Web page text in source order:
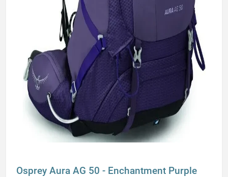
Osprey Aura AG 50 - Enchantment Purple